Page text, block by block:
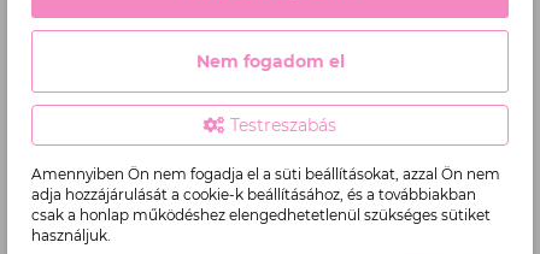
Perma Blend Luxe - Pink Gala 15ml
Termék
18.900 Ft
Nem fogadom el
Testreszabás
Amennyiben Ön nem fogadja el a süti beállításokat, azzal Ön nem
adja hozzájárulását a cookie-k beállításához, és a továbbiakban
csak a honlap működéshez elengedhetetlenül szükséges sütiket
használjuk.